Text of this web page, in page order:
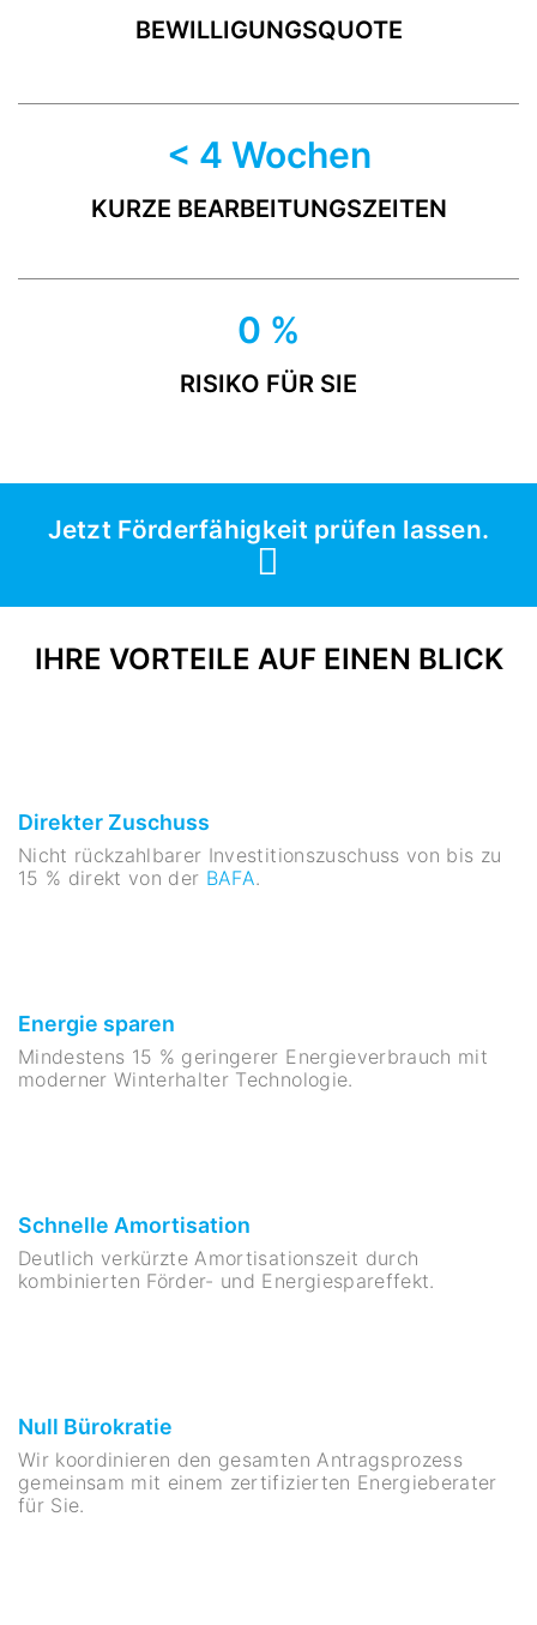
BEWILLIGUNGSQUOTE
< 4 Wochen
KURZE BEARBEITUNGSZEITEN
0 %
RISIKO FÜR SIE
Jetzt Förderfähigkeit prüfen lassen.
IHRE VORTEILE AUF EINEN BLICK
Direkter Zuschuss
Nicht rückzahlbarer Investitionszuschuss von bis zu
15 % direkt von der BAFA.
Energie sparen
Mindestens 15 % geringerer Energieverbrauch mit
moderner Winterhalter Technologie.
Schnelle Amortisation
Deutlich verkürzte Amortisationszeit durch
kombinierten Förder- und Energiespareffekt.
Null Bürokratie
Wir koordinieren den gesamten Antragsprozess
gemeinsam mit einem zertifizierten Energieberater
für Sie.